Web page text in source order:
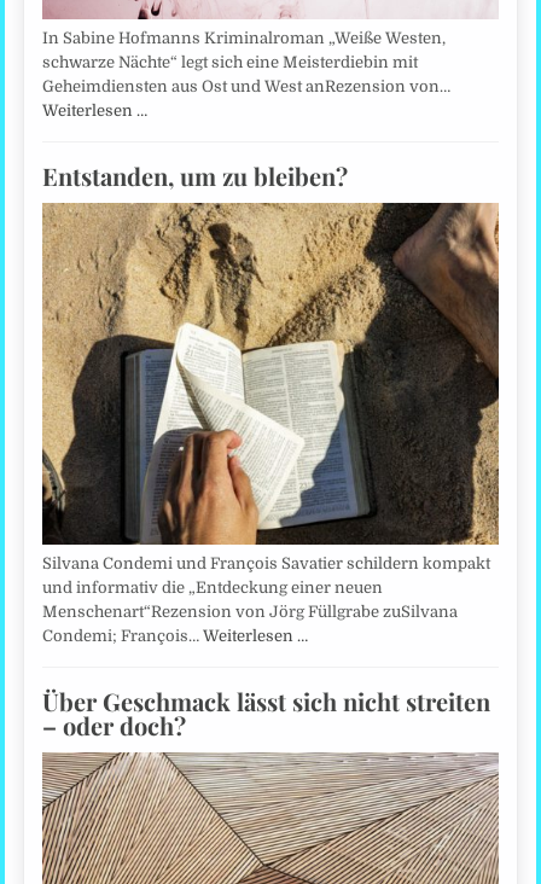
In Sabine Hofmanns Kriminalroman „Weiße Westen,
schwarze Nächte“ legt sich eine Meisterdiebin mit
Geheimdiensten aus Ost und West anRezension von…
Weiterlesen …
Entstanden, um zu bleiben?
Silvana Condemi und François Savatier schildern kompakt
und informativ die „Entdeckung einer neuen
Menschenart“Rezension von Jörg Füllgrabe zuSilvana
Condemi; François…Weiterlesen …
Über Geschmack lässt sich nicht streiten
– oder doch?